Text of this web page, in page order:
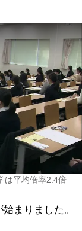
は平均倍率2.4倍
まりました。